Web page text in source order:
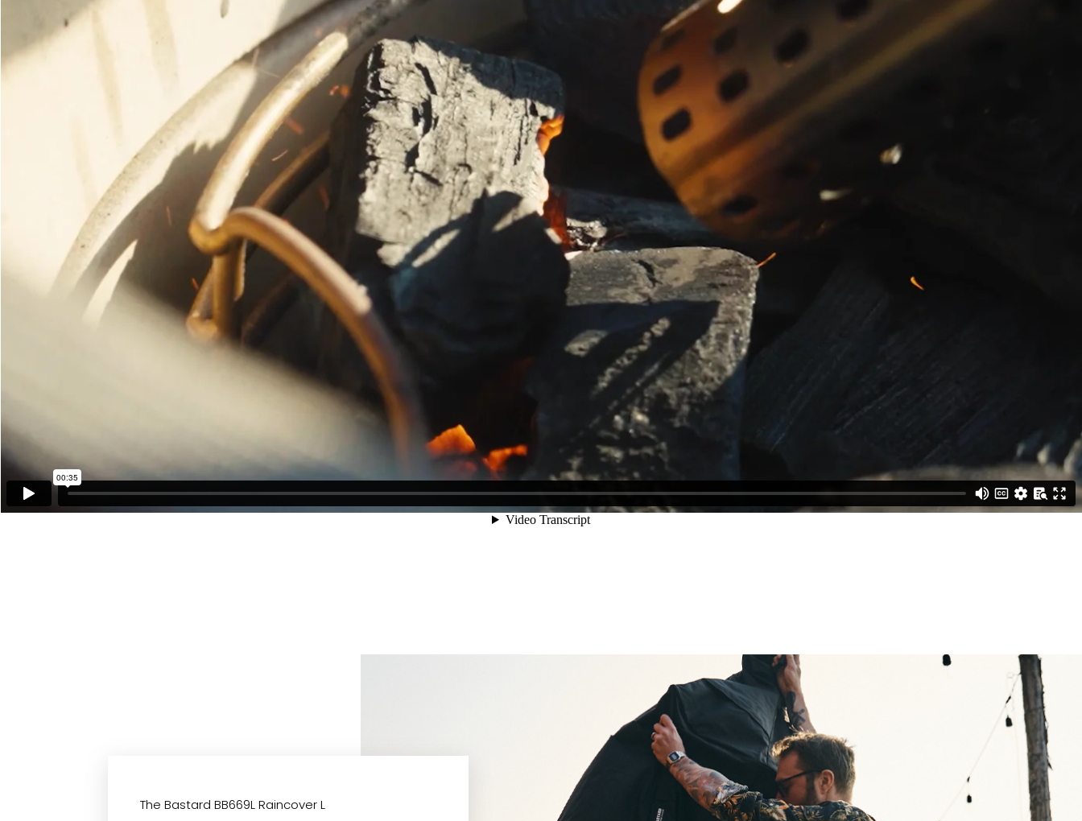
The Bastard BB669L Raincover L